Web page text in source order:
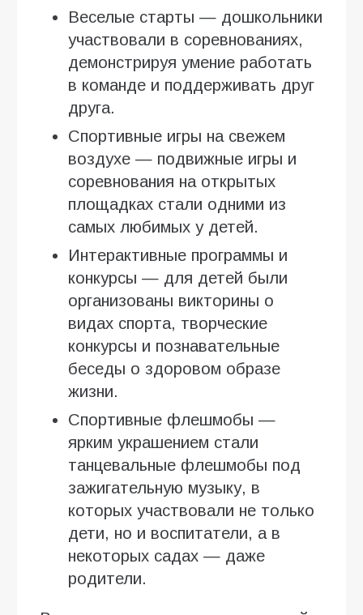
Веселые старты — дошкольники
участвовали в соревнованиях,
демонстрируя умение работать
в команде и поддерживать друг
друга.
Спортивные игры на свежем
воздухе — подвижные игры и
соревнования на открытых
площадках стали одними из
самых любимых у детей.
Интерактивные программы и
конкурсы — для детей были
организованы викторины о
видах спорта, творческие
конкурсы и познавательные
беседы о здоровом образе
жизни.
Спортивные флешмобы —
ярким украшением стали
танцевальные флешмобы под
зажигательную музыку, в
которых участвовали не только
дети, но и воспитатели, а в
некоторых садах — даже
родители.